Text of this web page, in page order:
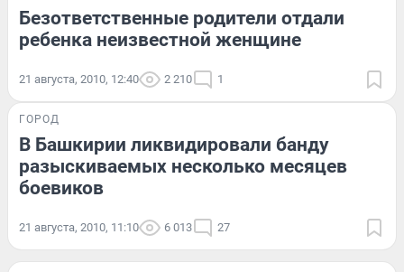
Безответственные родители отдали
ребенка неизвестной женщине
21 августа, 2010, 12:40 2 210 1
ГОРОД
В Башкирии ликвидировали банду
разыскиваемых несколько месяцев
боевиков
21 августа, 2010, 11:10 6 013 27